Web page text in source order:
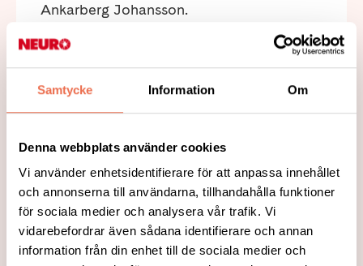
Samtycke Information Om
Denna webbplats använder cookies
Vi använder enhetsidentifierare för att anpassa innehållet
och annonserna till användarna, tillhandahålla funktioner
för sociala medier och analysera vår trafik. Vi
vidarebefordrar även sådana identifierare och annan
information från din enhet till de sociala medier och
Ankarberg Johansson.
Läs mer